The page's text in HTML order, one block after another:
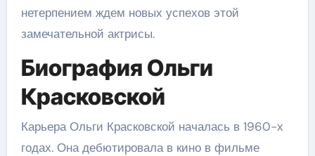
нетерпением ждем новых успехов этой
замечательной актрисы.
Биография Ольги
Красковской
Карьера Ольги Красковской началась в 1960-х
годах. Она дебютировала в кино в фильме